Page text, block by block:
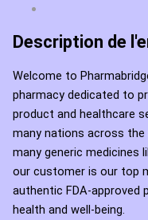
Description de
Welcome to
pharmacy dedicated to
product and healthcare
many nations across the
many generic medicines
our customer is our top
authentic FDA-
health and well-being.